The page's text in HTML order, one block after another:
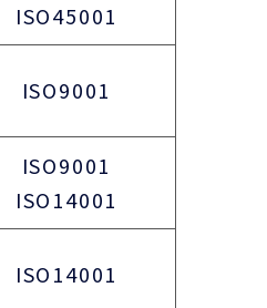
ISO45001
ISO9001
ISO9001
ISO14001
ISO14001